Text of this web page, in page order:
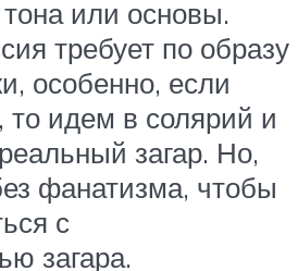
или основы.
требует по образу
особенно, если
то идем в солярий и
загар. Но,
фанатизма, чтобы
с
загара.